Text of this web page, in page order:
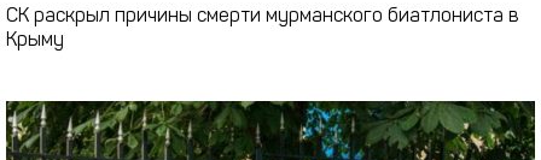
СК раскрыл причины смерти мурманского биатлониста в
Крыму